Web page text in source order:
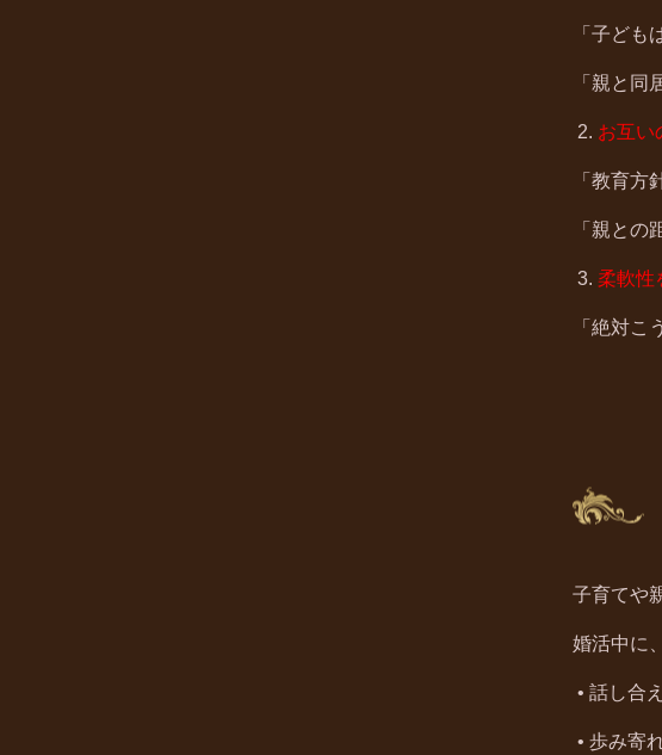
「子ども
「親と同
2. お互い
「教育方
「親との
3. 柔軟性
「絶対こ
子育てや
婚活中に、
• 話し合
• 歩み寄